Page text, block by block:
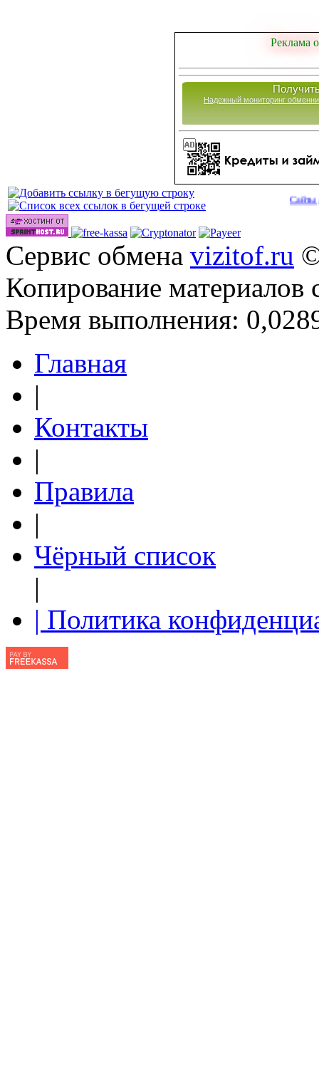
Реклама
Надежный мониторинг
Сайты для
Сервис обмена vizitof.ru
Копирование материалов
Время выполнения:
Главная
|
Контакты
|
Правила
|
Чёрный список
|
| Политика